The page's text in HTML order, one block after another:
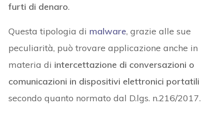
furti di denaro.
Questa tipologia di malware, grazie alle sue
peculiarità, può trovare applicazione anche in
materia di intercettazione di conversazioni o
comunicazioni in dispositivi elettronici portatili
secondo quanto normato dal D.lgs. n.216/2017.